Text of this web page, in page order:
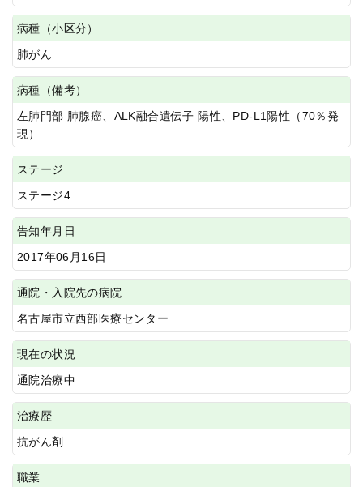
病種（小区分）
肺がん
病種（備考）
左肺門部 肺腺癌、ALK融合遺伝子 陽性、PD-L1陽性（70％発
現）
ステージ
ステージ4
告知年月日
2017年06月16日
通院・入院先の病院
名古屋市立西部医療センター
現在の状況
通院治療中
治療歴
抗がん剤
職業